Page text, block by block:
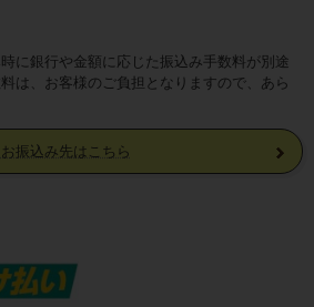
に銀行や金額に応じた振込み手数料が別途
は、お客様のご負担となりますので、あら
お振込み先はこちら